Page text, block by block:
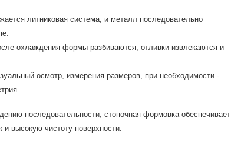
литниковая система, и металл последовательно
охлаждения формы разбиваются, отливки извлекаются и
осмотр, измерения размеров, при необходимости -
последовательности, стопочная формовка обеспечивает
и высокую чистоту поверхности.